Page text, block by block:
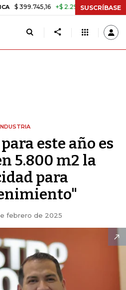
+$ 2.295,71 +0,58% TASA DE
SUSCRÍBASE
este año es
5.800 m2 la
para
febrero de 2025